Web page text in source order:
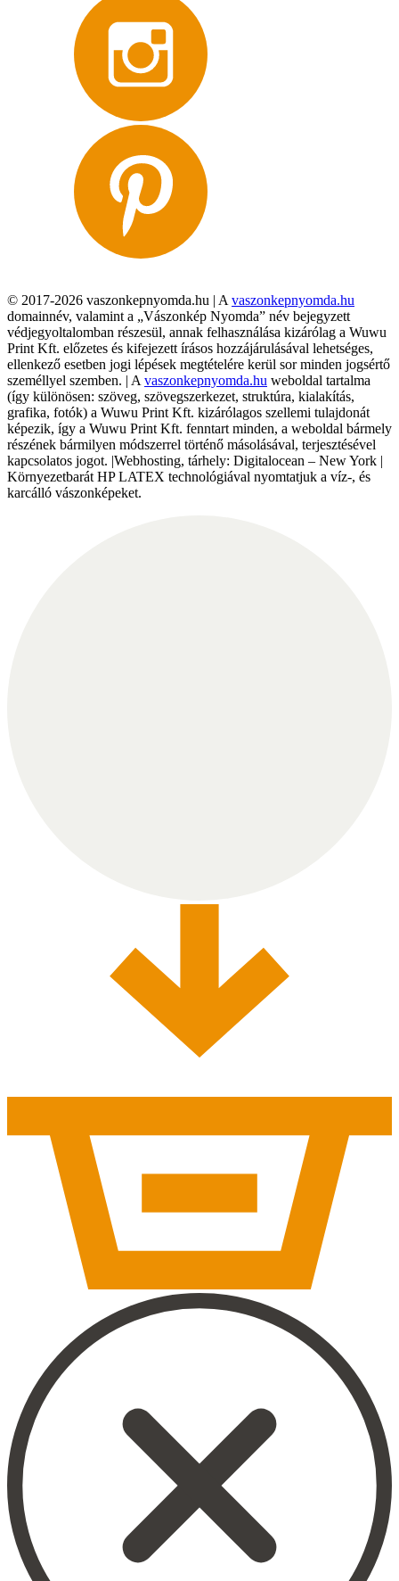
© 2017-2026 vaszonkepnyomda.hu | A vaszonkepnyomda.hu
domainnév, valamint a „Vászonkép Nyomda” név bejegyzett
védjegyoltalomban részesül, annak felhasználása kizárólag a Wuwu
Print Kft. előzetes és kifejezett írásos hozzájárulásával lehetséges,
ellenkező esetben jogi lépések megtételére kerül sor minden jogsértő
személlyel szemben. | A vaszonkepnyomda.hu weboldal tartalma
(így különösen: szöveg, szövegszerkezet, struktúra, kialakítás,
grafika, fotók) a Wuwu Print Kft. kizárólagos szellemi tulajdonát
képezik, így a Wuwu Print Kft. fenntart minden, a weboldal bármely
részének bármilyen módszerrel történő másolásával, terjesztésével
kapcsolatos jogot. |Webhosting, tárhely: Digitalocean – New York |
Környezetbarát HP LATEX technológiával nyomtatjuk a víz-, és
karcálló vászonképeket.